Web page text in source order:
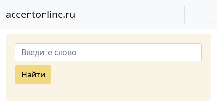
accentonline.ru
Найти